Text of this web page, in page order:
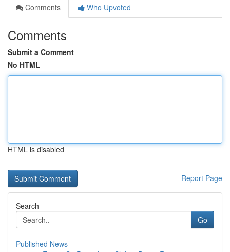
Comments
Who Upvoted
Comments
Submit a Comment
No HTML
HTML is disabled
Report Page
Search
Go
Published News